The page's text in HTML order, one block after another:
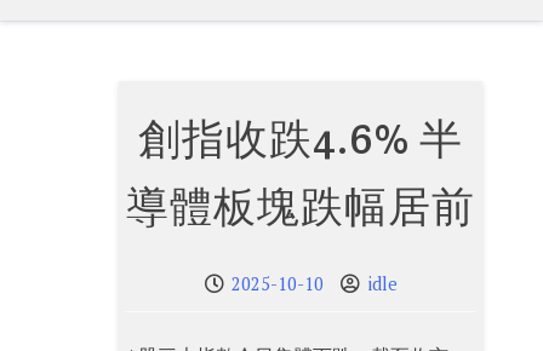
創指收跌4.6% 半
導體板塊跌幅居前
2025-10-10 idle